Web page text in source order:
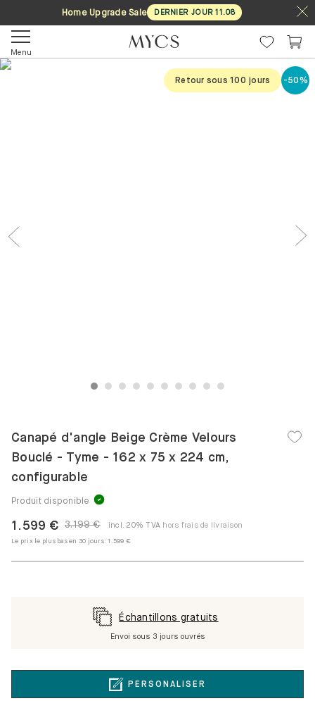
Home Upgrade Sale DERNIER JOUR 11.08
Menu
1 2 3 4 5 6 7 8 9 10
Retour sous 100 jours -50%
Canapé d'angle Beige Crème Velours
Bouclé - Tyme - 162 x 75 x 224 cm,
configurable
Produit disponible
3.199 €
1.599 € incl. 20% TVA hors frais de livraison
Le prix le plus bas en 30 jours: 1.599 €